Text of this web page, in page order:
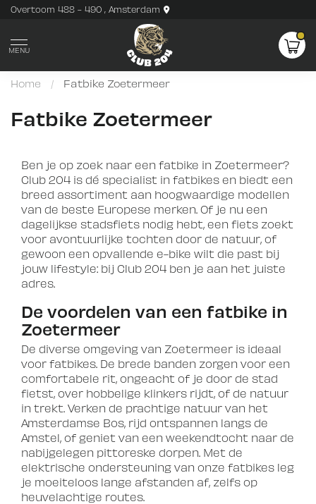
Overtoom 488 - 490 , Amsterdam
MENU
Home / Fatbike Zoetermeer
Fatbike Zoetermeer
Ben je op zoek naar een fatbike in Zoetermeer?
Club 204 is dé specialist in fatbikes en biedt een
breed assortiment aan hoogwaardige modellen
van de beste Europese merken. Of je nu een
dagelijkse stadsfiets nodig hebt, een fiets zoekt
voor avontuurlijke tochten door de natuur, of
gewoon een opvallende e-bike wilt die past bij
jouw lifestyle: bij Club 204 ben je aan het juiste
adres.
De voordelen van een fatbike in
Zoetermeer
De diverse omgeving van Zoetermeer is ideaal
voor fatbikes. De brede banden zorgen voor een
comfortabele rit, ongeacht of je door de stad
fietst, over hobbelige klinkers rijdt, of de natuur
in trekt. Verken de prachtige natuur van het
Amsterdamse Bos, rijd ontspannen langs de
Amstel, of geniet van een weekendtocht naar de
nabijgelegen pittoreske dorpen. Met de
elektrische ondersteuning van onze fatbikes leg
je moeiteloos lange afstanden af, zelfs op
heuvelachtige routes.